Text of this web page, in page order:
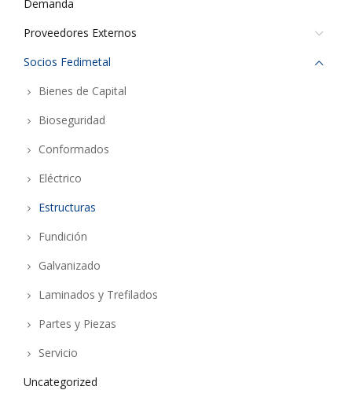
Demanda
Proveedores Externos
Socios Fedimetal
Bienes de Capital
Bioseguridad
Conformados
Eléctrico
Estructuras
Fundición
Galvanizado
Laminados y Trefilados
Partes y Piezas
Servicio
Uncategorized